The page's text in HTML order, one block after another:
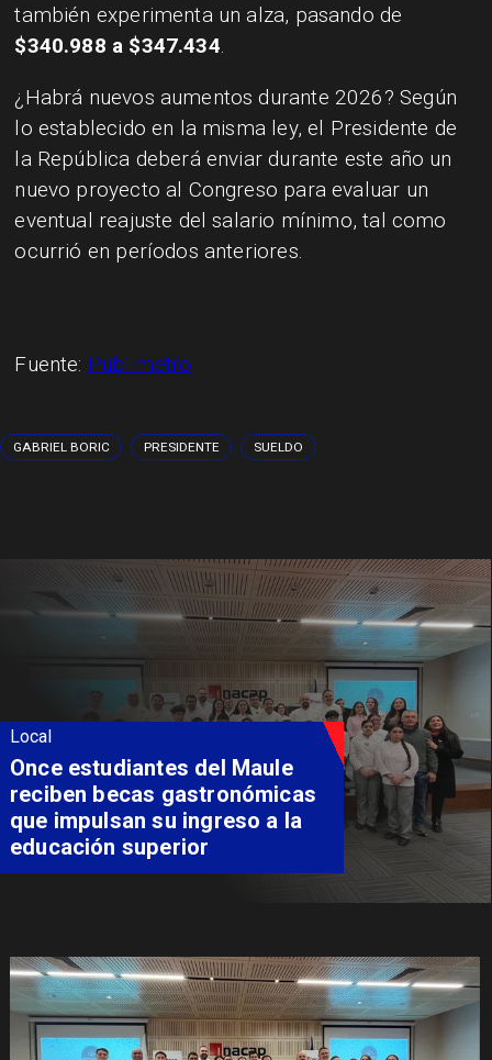
también experimenta un alza, pasando de
$340.988 a $347.434.
¿Habrá nuevos aumentos durante 2026? Según
lo establecido en la misma ley, el Presidente de
la República deberá enviar durante este año un
nuevo proyecto al Congreso para evaluar un
eventual reajuste del salario mínimo, tal como
ocurrió en períodos anteriores.
Fuente: Publimetro
GABRIEL BORIC PRESIDENTE SUELDO
Local
Álvarez-Salamanca lidera la
apuesta regional para
consolidar el Paso Pehuenche
como alternativa a Los
Libertadores